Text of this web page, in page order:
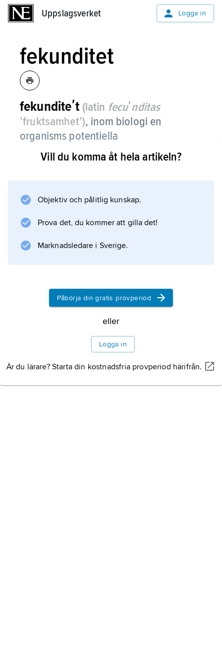
Uppslagsverket Logga in
fekunditet
fekunditeʹt (latin fecuʹnditas
’fruktsamhet’), inom biologi en
organisms potentiella
fortplantningskapacitet, dvs. den
maximala mängd ägg och ungar,
produceras under gynnsammast
tänkbara förhållanden.
Jämför
fertilitet
Information om artikeln
Vill du komma åt hela artikeln?
Objektiv och pålitlig kunskap.
Prova det, du kommer att gilla det!
Marknadsledare i Sverige.
Påbörja din gratis provperiod
eller
Logga in
Är du lärare? Starta din kostnadsfria provperiod härifrån.